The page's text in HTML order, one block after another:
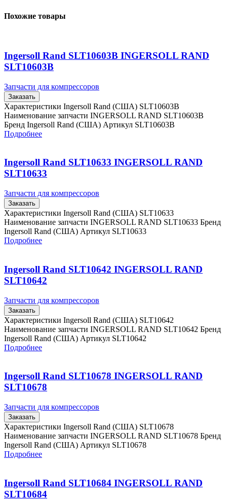
Похожие товары
Ingersoll Rand SLT10603B INGERSOLL RAND
SLT10603B
Запчасти для компрессоров
Заказать
Характеристики Ingersoll Rand (США) SLT10603B
Наименование запчасти INGERSOLL RAND SLT10603B
Бренд Ingersoll Rand (США) Артикул SLT10603B
Подробнее
Ingersoll Rand SLT10633 INGERSOLL RAND
SLT10633
Запчасти для компрессоров
Заказать
Характеристики Ingersoll Rand (США) SLT10633
Наименование запчасти INGERSOLL RAND SLT10633 Бренд
Ingersoll Rand (США) Артикул SLT10633
Подробнее
Ingersoll Rand SLT10642 INGERSOLL RAND
SLT10642
Запчасти для компрессоров
Заказать
Характеристики Ingersoll Rand (США) SLT10642
Наименование запчасти INGERSOLL RAND SLT10642 Бренд
Ingersoll Rand (США) Артикул SLT10642
Подробнее
Ingersoll Rand SLT10678 INGERSOLL RAND
SLT10678
Запчасти для компрессоров
Заказать
Характеристики Ingersoll Rand (США) SLT10678
Наименование запчасти INGERSOLL RAND SLT10678 Бренд
Ingersoll Rand (США) Артикул SLT10678
Подробнее
Ingersoll Rand SLT10684 INGERSOLL RAND
SLT10684